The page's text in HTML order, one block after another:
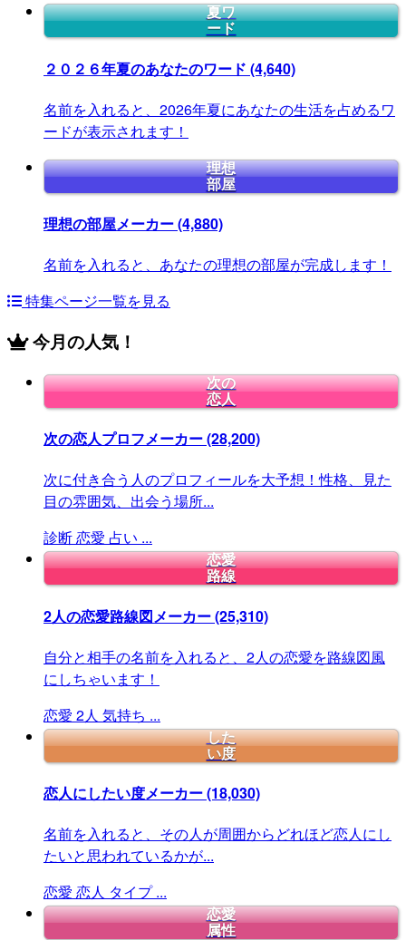
夏ワ
ード
２０２６年夏のあなたのワード (4,640)
名前を入れると、2026年夏にあなたの生活を占めるワ
ードが表示されます！
理想
部屋
理想の部屋メーカー(4,880)
名前を入れると、あなたの理想の部屋が完成します！
特集ページ一覧を見る
今月の人気！
次の
恋人
次の恋人プロフメーカー(28,200)
次に付き合う人のプロフィールを大予想！性格、見た
目の雰囲気、出会う場所...
診断恋愛 占い ...
恋愛
路線
2人の恋愛路線図メーカー(25,310)
自分と相手の名前を入れると、2人の恋愛を路線図風
にしちゃいます！
恋愛 2人 気持ち ...
した
い度
恋人にしたい度メーカー(18,030)
名前を入れると、その人が周囲からどれほど恋人にし
たいと思われているかが...
恋愛 恋人 タイプ ...
恋愛
属性